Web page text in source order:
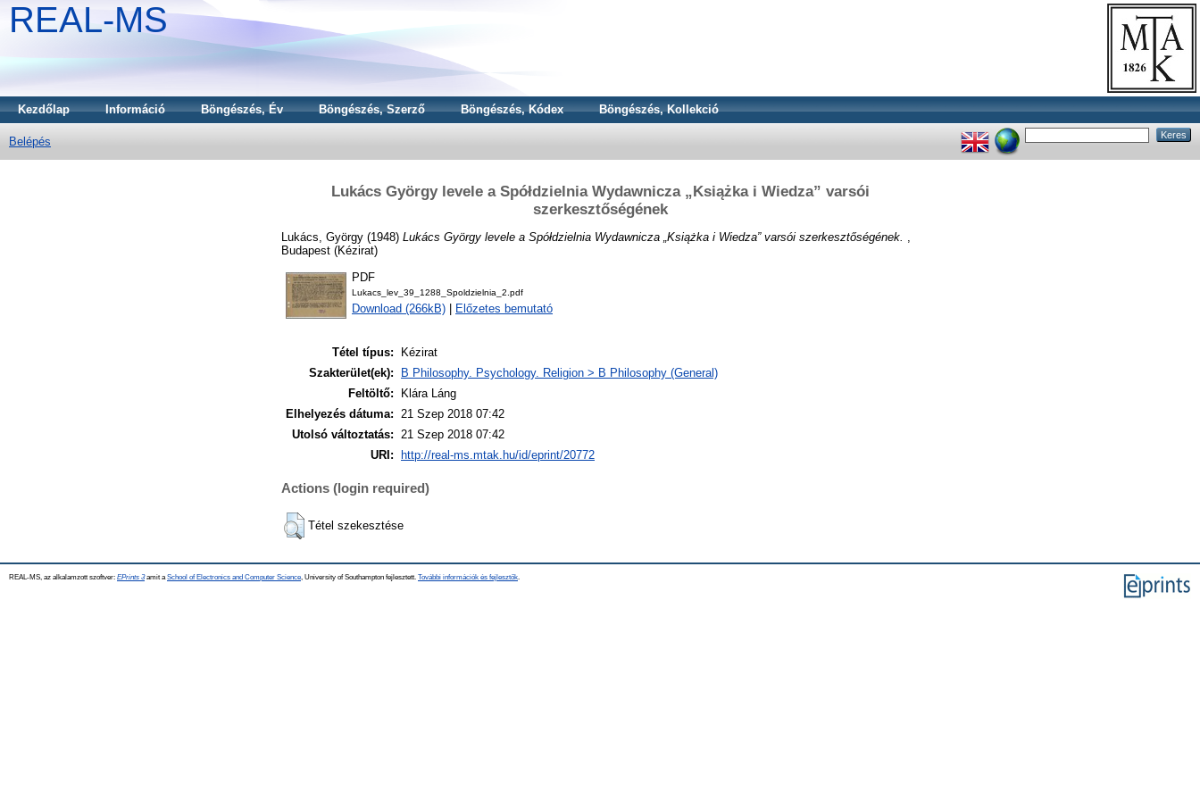
REAL-MS
Kezdőlap Információ Böngészés, Év Böngészés, Szerző Böngészés, Kódex Böngészés, Kollekció
Belépés
Lukács György levele a Spółdzielnia Wydawnicza „Książka i Wiedza” varsói
szerkesztőségének
Lukács, György (1948) Lukács György levele a Spółdzielnia Wydawnicza „Książka i Wiedza” varsói szerkesztőségének.
Budapest (Kézirat)
PDF
Lukacs_lev_39_1288_Spoldzielnia_2.pdf
Download (266kB) Előzetes bemutató
Tétel típus:
Kézirat
Szakterület(ek):
B Philosophy. Psychology. Religion > B Philosophy (General)
Feltöltő:
Klára Láng
Elhelyezés dátuma: 21 Szep 2018 07:42
Utolsó változtatás: 21 Szep 2018 07:42
URI:
http://real-ms.mtak.hu/id/eprint/20772
Actions (login required)
Tétel szekesztése
REAL-MS, az alkalamzott szoftver: EPrints 3amit a School of Electronics and Computer Science , University of Southampton fejlesztett. További információk és fejlesztők